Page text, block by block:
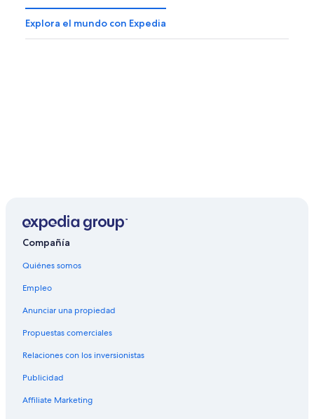
Explora el mundo con Expedia
Compañía
Quiénes somos
Empleo
Anunciar una propiedad
Propuestas comerciales
Relaciones con los inversionistas
Publicidad
Affiliate Marketing